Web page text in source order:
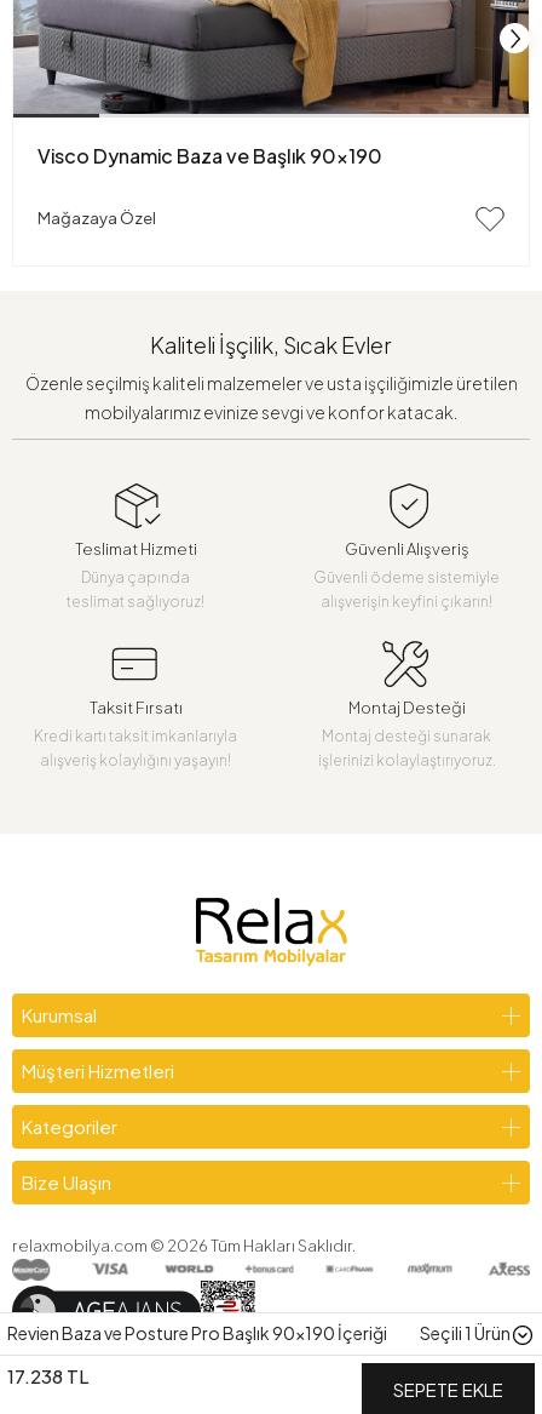
Revien Baza ve Posture Pro Başlık 90x190 İçeriği Seçili1 Ürün
17.238 TL
SEPETE EKLE
Visco Dynamic Baza ve Başlık 90x190
Mağazaya Özel
Kaliteli İşçilik, Sıcak Evler
Özenle seçilmiş kaliteli malzemeler ve usta işçiliğimizle üretilen
mobilyalarımız evinize sevgi ve konfor katacak.
Teslimat Hizmeti
Dünya çapında
teslimat sağlıyoruz!
Güvenli Alışveriş
Güvenli ödeme sistemiyle
alışverişin keyfini çıkarın!
Taksit Fırsatı
Kredi kartı taksit imkanlarıyla
alışveriş kolaylığını yaşayın!
Montaj Desteği
Montaj desteği sunarak
işlerinizi kolaylaştırıyoruz.
Kurumsal
Müşteri Hizmetleri
Kategoriler
Bize Ulaşın
relaxmobilya.com © 2026Tüm Hakları Saklıdır.